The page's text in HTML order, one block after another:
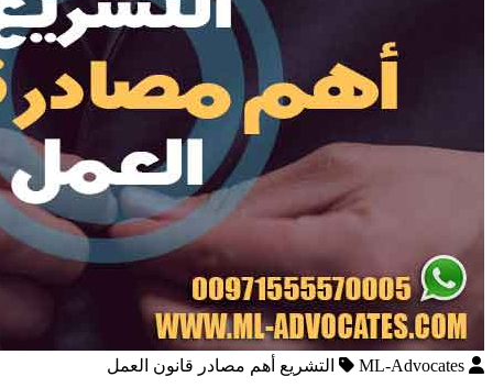
ML-Advocates التشريع أهم مصادر قانون العمل